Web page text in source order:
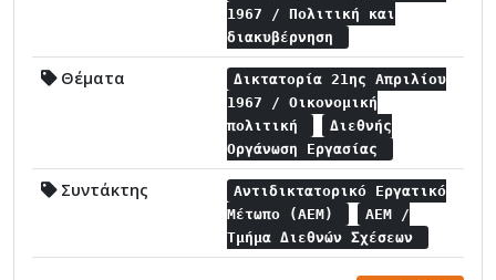
1967 / Πολιτική και
διακυβέρνηση
Θέματα
Δικτατορία 21ης Απριλίου
1967 / Οικονομική
πολιτική
Διεθνής
Οργάνωση Εργασίας
Συντάκτης
Αντιδικτατορικό Εργατικό
Μέτωπο (ΑΕΜ)
ΑΕΜ /
Τμήμα Διεθνών Σχέσεων